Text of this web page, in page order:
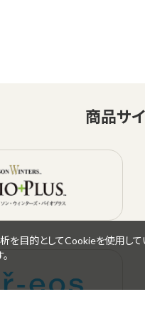
商品サ
を目的としてCookieを使用して